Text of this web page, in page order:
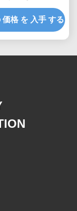
価格 を 入手 する